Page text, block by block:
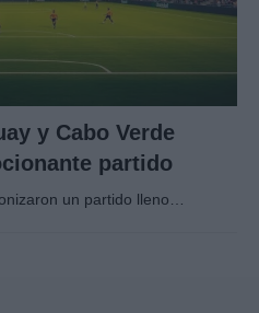
y Cabo Verde
partido
un partido lleno…